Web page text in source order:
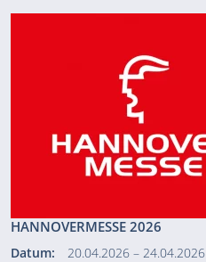
HANNOVERMESSE 2026
Datum:
20.04.2026 – 24.04.2026